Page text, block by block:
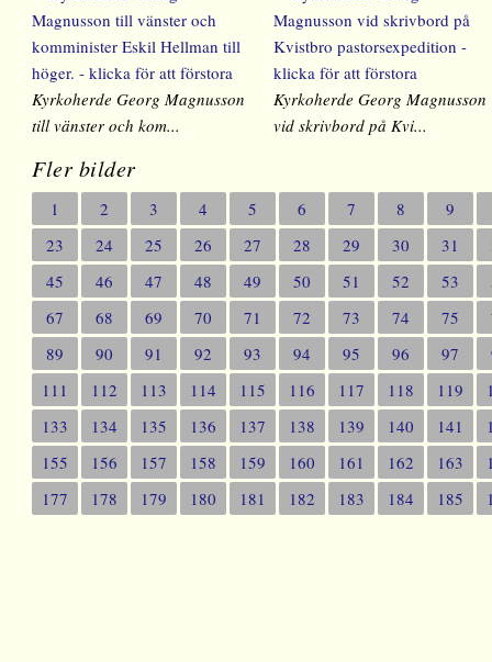
Kyrkoherde Georg Magnusson
till vänster och kom...
Kyrkoherde Georg Magnusson
vid skrivbord på Kvi...
Fler bilder
1 2 3 4 5 6 7 8 9
23
24 25 26 27 28 29 30 31
45
46 47 48 49 50 51 52 53
67
68 69 70 71 72 73 74 75
89
90 91 92 93 94 95 96 97
111
112 113 114 115 116 117 118 119
133
134 135 136 137 138 139 140 141
155
156 157 158 159 160 161 162 163
177
178 179 180 181 182 183 184 185